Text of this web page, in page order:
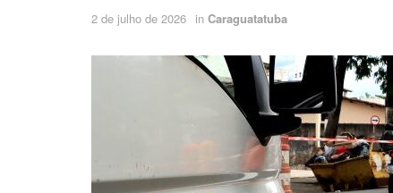
2 de julho de 2026 in Caraguatatuba